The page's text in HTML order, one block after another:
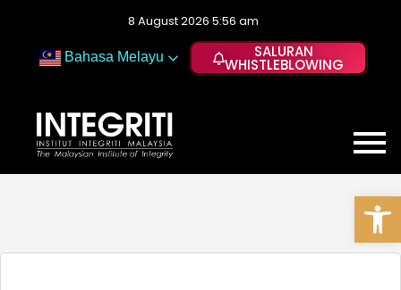
8 August 2026 5:56 am
Bahasa Melayu SALURAN
WHISTLEBLOWING